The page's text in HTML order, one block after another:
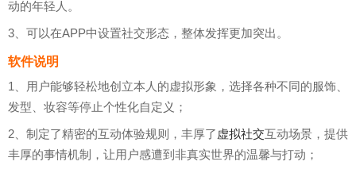
动的年轻人。
3、可以在APP中设置社交形态，整体发挥更加突出。
软件说明
1、用户能够轻松地创立本人的虚拟形象，选择各种不同的服饰、
发型、妆容等停止个性化自定义；
2、制定了精密的互动体验规则，丰厚了 虚拟社交互动场景，提供
丰厚的事情机制，让用户感遭到非真实世界的温馨与打动；